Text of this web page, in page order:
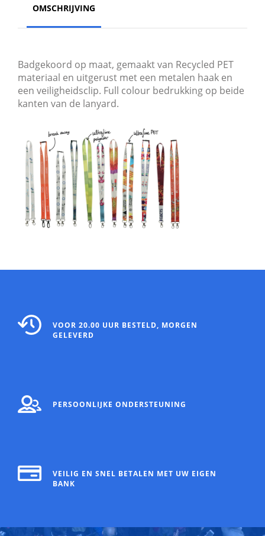
OMSCHRIJVING
Badgekoord op maat, gemaakt van Recycled PET
materiaal en uitgerust met een metalen haak en
een veiligheidsclip. Full colour bedrukking op beide
kanten van de lanyard.
VOOR 20.00 UUR BESTELD, MORGEN
GELEVERD
PERSOONLIJKE ONDERSTEUNING
VEILIG EN SNEL BETALEN MET UW EIGEN
BANK